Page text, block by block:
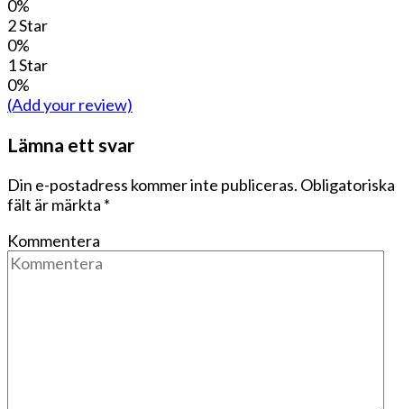
0%
2 Star
0%
1 Star
0%
(Add your review)
Lämna ett svar
Din e-postadress kommer inte publiceras. Obligatoriska
fält är märkta *
Kommentera